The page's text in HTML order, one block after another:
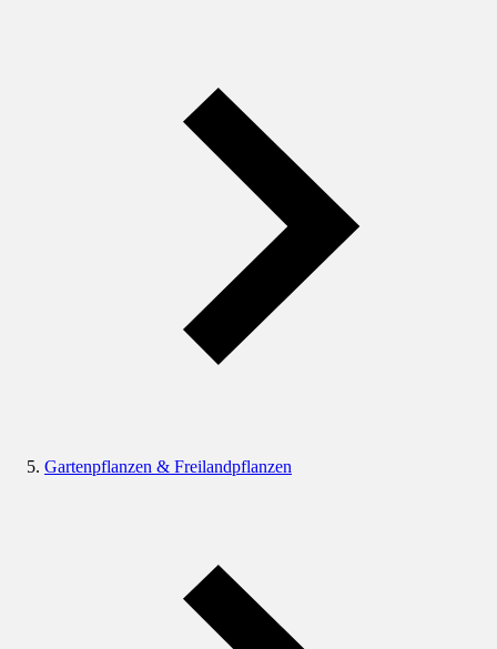
Gartenpflanzen & Freilandpflanzen